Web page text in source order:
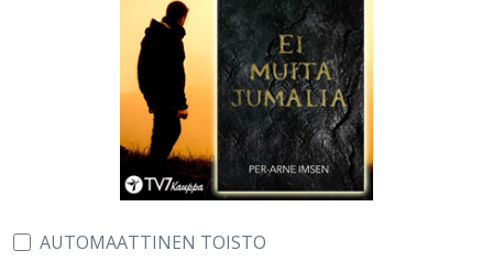
AUTOMAATTINEN TOISTO